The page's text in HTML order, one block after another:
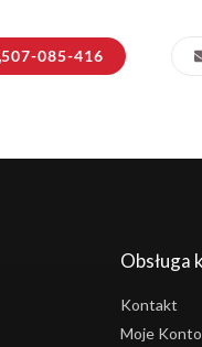
507-085-416
Obsługa
Kontakt
Moje Konto